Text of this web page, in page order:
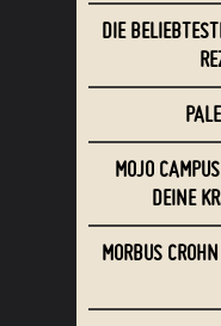
DIE
MOJO
DEINE
MORBUS